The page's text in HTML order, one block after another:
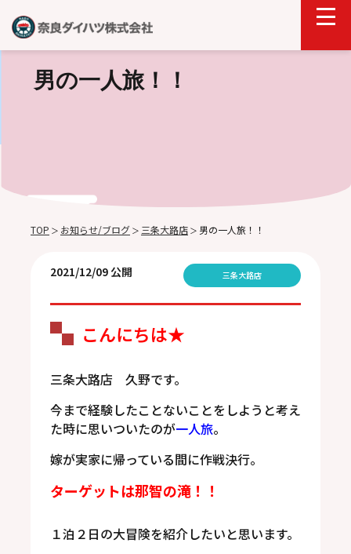
男の一人旅！！
TOP ＞ お知らせ/ブログ ＞ 三条大路店 ＞ 男の一人旅！！
2021/12/09 公開 三条大路店
こんにちは★
三条大路店 久野です。
今まで経験したことないことをしようと考え
た時に思いついたのが一人旅。
嫁が実家に帰っている間に作戦決行。
ターゲットは那智の滝！！
１泊２日の大冒険を紹介したいと思います。